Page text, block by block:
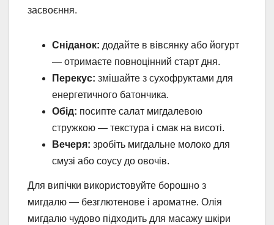
засвоєння.
Сніданок: додайте в вівсянку або йогурт
— отримаєте повноцінний старт дня.
Перекус: змішайте з сухофруктами для
енергетичного батончика.
Обід: посипте салат мигдалевою
стружкою — текстура і смак на висоті.
Вечеря: зробіть мигдальне молоко для
смузі або соусу до овочів.
Для випічки використовуйте борошно з
мигдалю — безглютенове і ароматне. Олія
мигдалю чудово підходить для масажу шкіри